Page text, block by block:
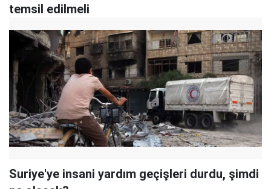
temsil edilmeli
Suriye'ye insani yardım geçişleri durdu, şimdi